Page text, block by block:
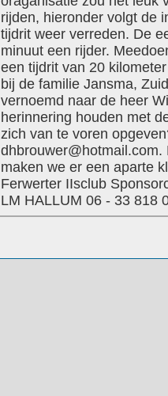
rijden, hieronder volgt de
tijdrit weer verreden. De
minuut een rijder.
een tijdrit van 20
bij de familie Jansma,
vernoemd naar de heer
herinnering houden met
zich van te voren
maken we er een aparte
Ferwerter IIsclub
LM HALLUM 06 - 33 818